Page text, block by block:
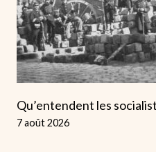
Qu’entendent les
7 août 2026